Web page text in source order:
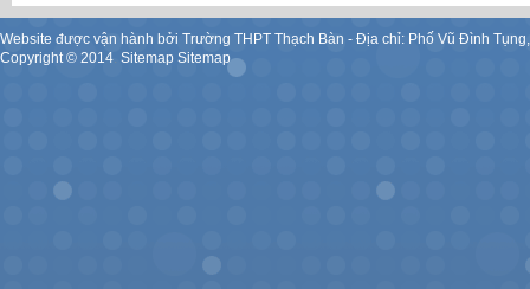
Website được vận hành bởi Trường THPT Thạch Bàn - Địa chỉ: Phố Vũ Đình
Copyright © 2014. Sitemap Sitemap